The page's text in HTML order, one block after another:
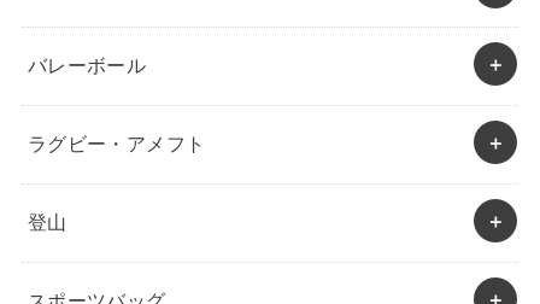
バレーボール
ラグビー・アメフト
登山